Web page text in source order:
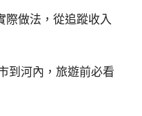
際做法，從追蹤收入
到河內，旅遊前必看